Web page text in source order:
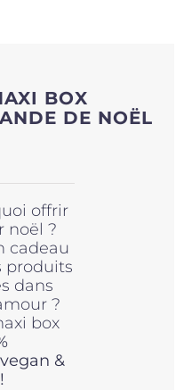
BOX
DE NOËL
offrir
noël ?
cadeau
produits
dans
?
box
&